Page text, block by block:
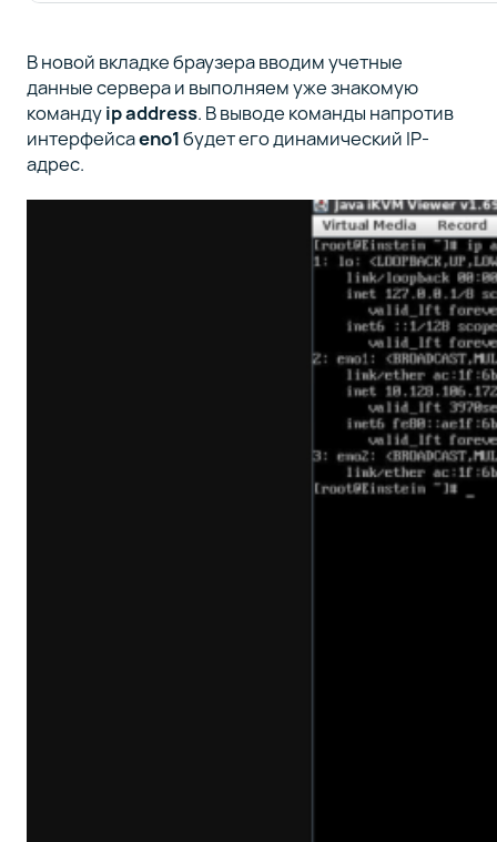
В новой вкладке браузера вводим учетные
данные сервера и выполняем уже знакомую
командуip address. В выводе команды напротив
интерфейсаeno1будет его динамический IP-
адрес.